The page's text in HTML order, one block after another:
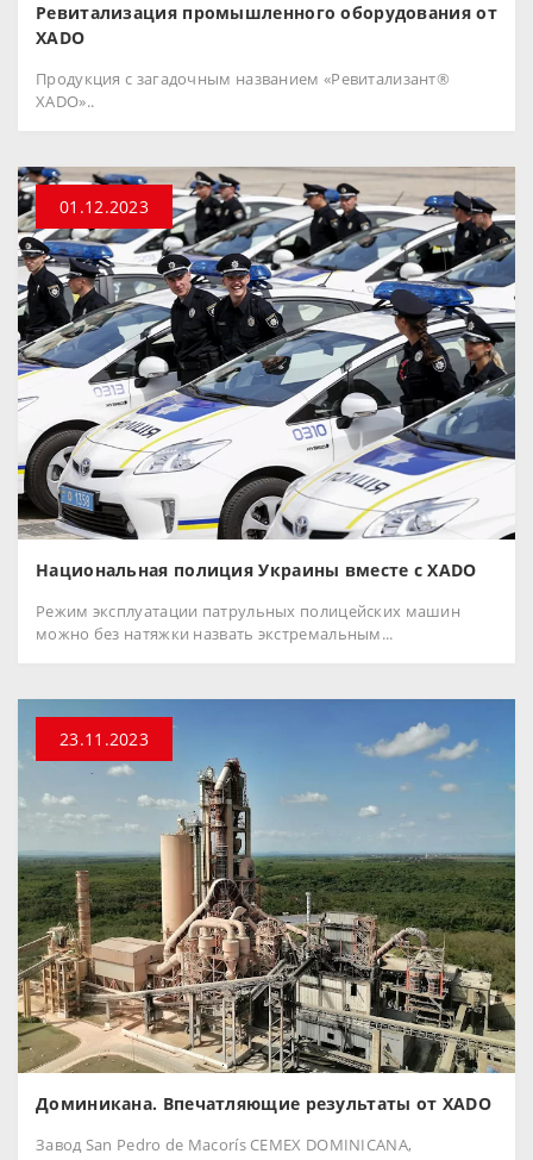
Ревитализация промышленного оборудования от
XADO
Продукция с загадочным названием «Ревитализант®
XADO»..
01.12.2023
Национальная полиция Украины вместе с XADO
Режим эксплуатации патрульных полицейских машин
можно без натяжки назвать экстремальным...
23.11.2023
Доминикана. Впечатляющие результаты от XADO
Завод San Pedro de Macorís CEMEX DOMINICANA,